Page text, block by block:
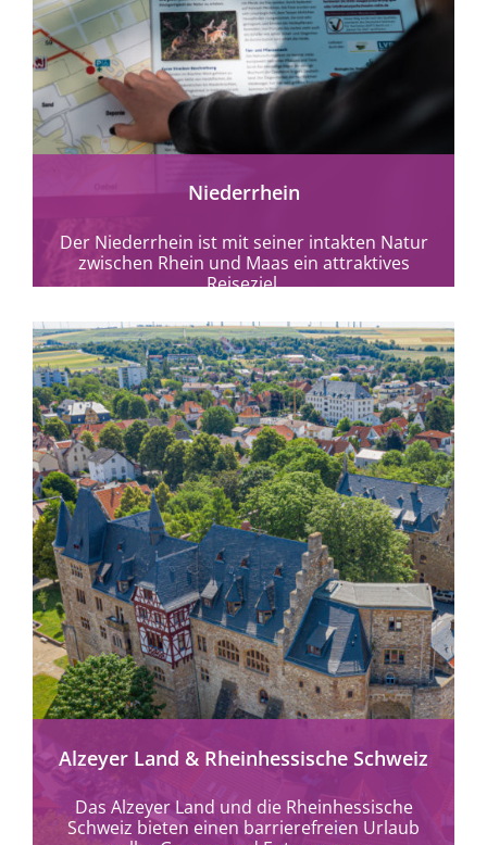
mehr erfahren
Niederrhein
Der Niederrhein ist mit seiner intakten Natur
zwischen Rhein und Maas ein attraktives
Reiseziel.
mehr erfahren
Alzeyer Land & Rheinhessische Schweiz
Das Alzeyer Land und die Rheinhessische
Schweiz bieten einen barrierefreien Urlaub